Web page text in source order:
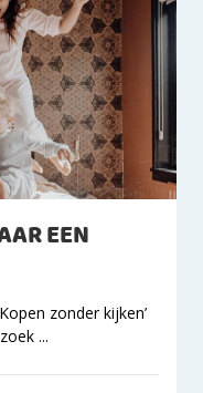
EEN
zonder kijken’
...